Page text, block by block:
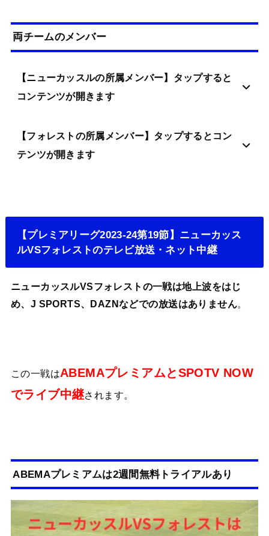
両チームのメンバー
【ニューカッスルの所属メンバー】タップすると
コンテンツが開きます
【フォレストの所属メンバー】タップするとコン
テンツが開きます
【プレミアリーグ2023-24第19節】ニューカッス
ルVSフォレストのテレビ放送・ネット中継
ニューカッスルVSフォレストの一戦は地上波をはじ
め、J SPORTS、DAZNなどでの放送はありません。
この一戦はABEMAプレミアムとSPOTV NOW
でライブ中継されます。
ABEMAプレミアムは2週間無料トライアルあり